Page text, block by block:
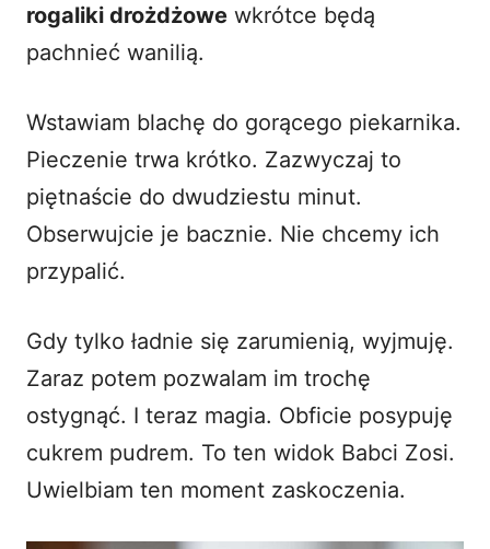
rogaliki drożdżowe wkrótce będą
pachnieć wanilią.
Wstawiam blachę do gorącego piekarnika.
Pieczenie trwa krótko. Zazwyczaj to
piętnaście do dwudziestu minut.
Obserwujcie je bacznie. Nie chcemy ich
przypalić.
Gdy tylko ładnie się zarumienią, wyjmuję.
Zaraz potem pozwalam im trochę
ostygnąć. I teraz magia. Obficie posypuję
cukrem pudrem. To ten widok Babci Zosi.
Uwielbiam ten moment zaskoczenia.